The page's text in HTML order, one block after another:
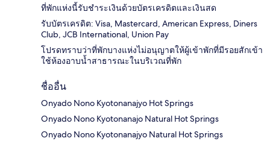
ที่พักแห่งนี้รับชำระเงินด้วยบัตรเครดิตและเงินสด
รับบัตรเครดิต: Visa, Mastercard, American Express, Diners
Club, JCB International, Union Pay
โปรดทราบว่าที่พักบางแห่งไม่อนุญาตให้ผู้เข้าพักที่มีรอยสักเข้า
ใช้ห้องอาบน้ำสาธารณะในบริเวณที่พัก
ชื่ออื่น
Onyado Nono Kyotonanajyo Hot Springs
Onyado Nono Kyotonanajo Natural Hot Springs
Onyado Nono Kyotonanajyo Natural Hot Springs